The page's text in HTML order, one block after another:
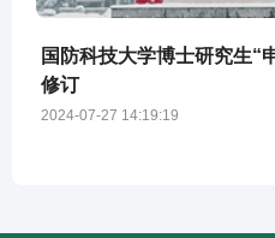
国防科技大学博士研究生“
修订
2024-07-27 14:19:19